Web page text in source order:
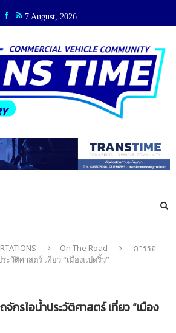
7 August, 2026
On The Road
การรถ
วัติศาสตร์ เที่ยว “เมืองแปดริ้ว”
กรไอน้ำประวัติศาสตร์ เที่ยว “เมือง